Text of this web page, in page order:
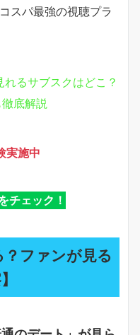
スパ最強の視聴プラ
るサブスクはどこ？
底解説
実施中
チェック！
ファンが見る